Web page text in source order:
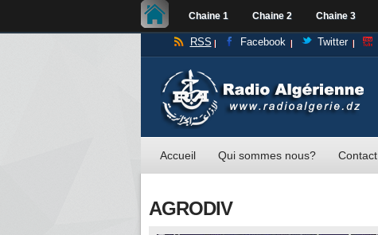
Chaine 1 Chaine 2 Chaine 3
RSS Facebook Twitter
Accueil Qui sommes nous? Contact
AGRODIV